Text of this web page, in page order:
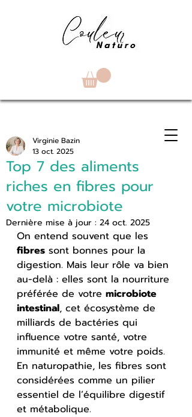
Top 7 des aliments
riches en fibres pour
votre microbiote
Virginie Bazin
13 oct. 2025
Dernière mise à jour : 24 oct. 2025
On entend souvent que les
fibres sont bonnes pour la
digestion. Mais leur rôle va bien
au-delà : elles sont la nourriture
préférée de votre microbiote
intestinal, cet écosystème de
milliards de bactéries qui
influence votre santé, votre
immunité et même votre poids.
En naturopathie, les fibres sont
considérées comme un pilier
essentiel de l’équilibre digestif
et métabolique.